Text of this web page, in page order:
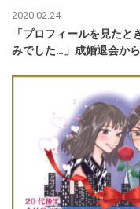
2020.02.24
「プロフィールを見た
みでした…」成婚退会か